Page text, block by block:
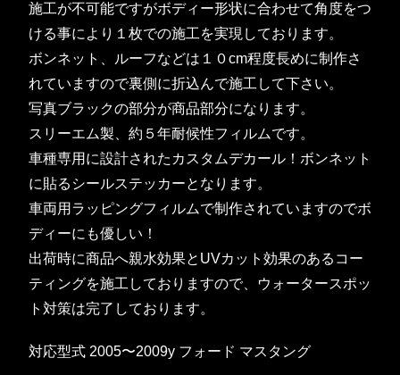
施工が不可能ですがボディー形状に合わせて角度をつ
ける事により１枚での施工を実現しております。
ボンネット、ルーフなどは１０cm程度長めに制作さ
れていますので裏側に折込んで施工して下さい。
写真ブラックの部分が商品部分になります。
スリーエム製、約５年耐候性フィルムです。
車種専用に設計されたカスタムデカール！ボンネット
に貼るシールステッカーとなります。
車両用ラッピングフィルムで制作されていますのでボ
ディーにも優しい！
出荷時に商品へ親水効果とUVカット効果のあるコー
ティングを施工しておりますので、ウォータースポッ
ト対策は完了しております。
対応型式 2005〜2009y フォード マスタング